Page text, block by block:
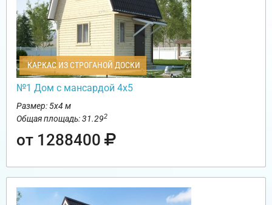
КАРКАС ИЗ СТРОГАНОЙ ДОСКИ
№1 Дом с мансардой 4х5
Размер: 5х4 м
Общая площадь: 31.292
от 1288400